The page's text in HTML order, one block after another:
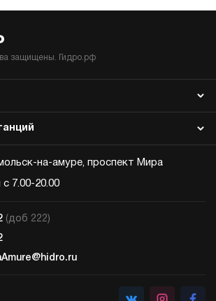
защищены. Гидро.рф
на-амуре, проспект Мира
7.00-20.00
(доб 222)